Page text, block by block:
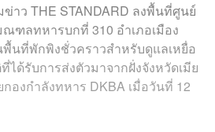
าว THE STANDARD ลงพื้นที่ศูนย์
ฑลทหารบกที่ 310 อำเภอเมือง
พื้นที่พักพิงชั่วคราวสำหรับดูแลเหยื่อ
ได้รับการส่งตัวมาจากฝั่งจังหวัดเมีย
องกำลังทหาร DKBA เมื่อวันที่ 12